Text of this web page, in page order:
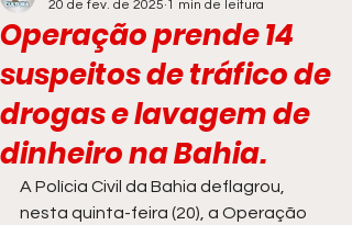
Operação prende 14
suspeitos de tráfico de
drogas e lavagem de
dinheiro na Bahia.
20 de fev. de 2025 1 min de leitura
A Polícia Civil da Bahia deflagrou,
nesta quinta-feira (20), a Operação